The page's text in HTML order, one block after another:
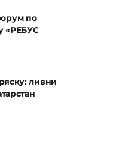
по
«РЕБУС
ливни